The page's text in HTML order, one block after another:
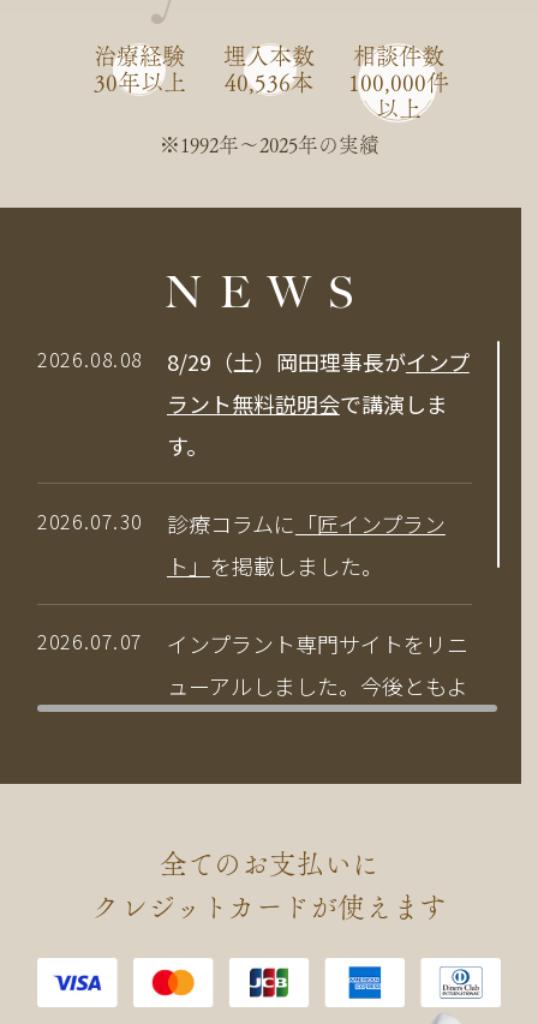
治療経験
30年以上
埋入本数
40,536本
相談件数
100,000件
以上
※1992年〜2025年の実績
NEWS
2026.08.08 8/29（土）岡田理事長がインプ
ラント無料説明会で講演しま
す。
2026.07.30 診療コラムに 「匠インプラン
ト」 を掲載しました。
2026.07.07
インプラント専門サイトをリニ
ューアルしました。今後ともよ
法人 日本口腔インプラント学
会 認定 口腔インプラント専門
全てのお支払いに
クレジットカードが使えます